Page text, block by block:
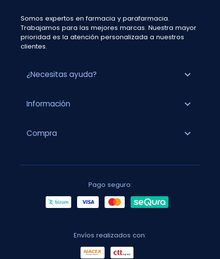
Somos expertos en farmacia y parafarmacia.
Trabajamos para las mejores marcas. Nuestra mayor
prioridad es la atención personalizada a nuestros
clientes.
¿Necesitas ayuda? expand_more
Información expand_more
Compra expand_more
Pago seguro:
Envíos realizados con: